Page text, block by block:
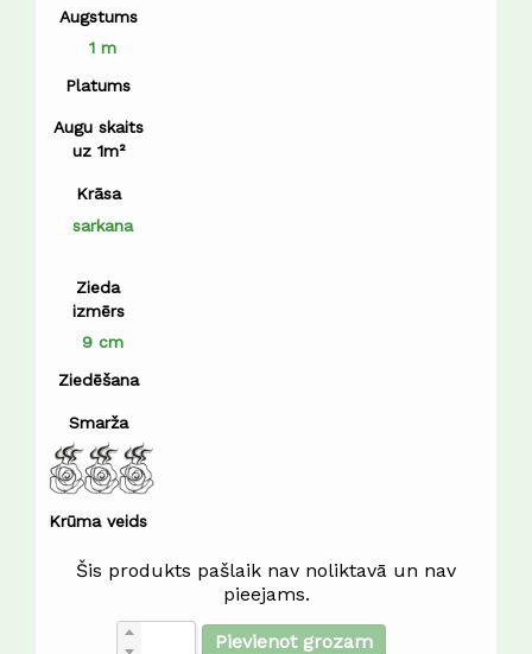
Augstums
1 m
Platums
Augu skaits
uz 1m²
Krāsa
sarkana
Zieda
izmērs
9 cm
Ziedēšana
Smarža
Krūma veids
Šis produkts pašlaik nav noliktavā un nav
pieejams.
Pievienot grozam